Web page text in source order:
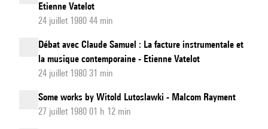
Etienne Vatelot
24 juillet 1980 44 min
Débat avec Claude Samuel : La facture instrumentale et
la musique contemporaine - Etienne Vatelot
24 juillet 1980 31 min
Some works by Witold Lutoslawki - Malcom Rayment
27 juillet 1980 01 h 12 min